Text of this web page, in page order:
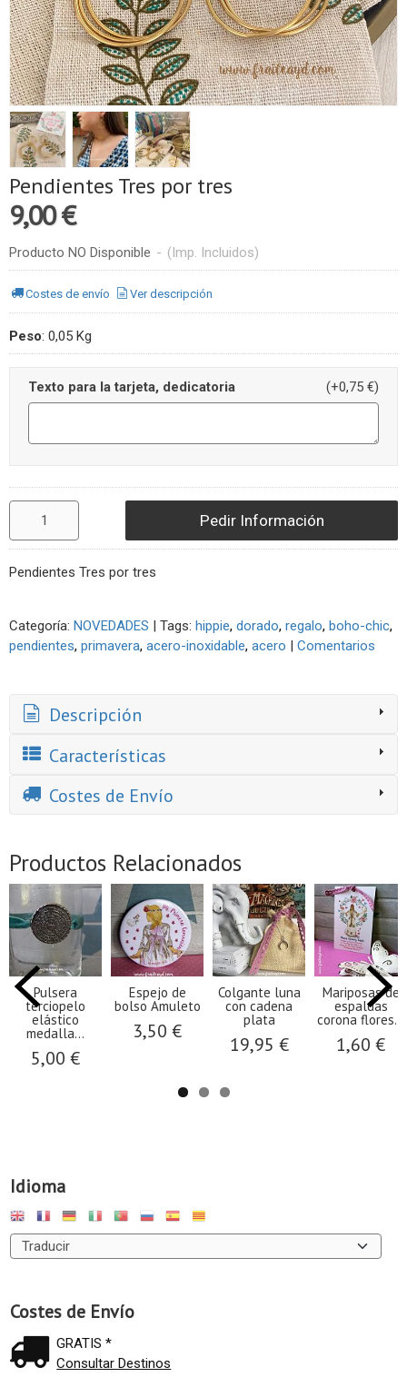
Idioma
Costes de Envío
GRATIS *
Consultar Destinos
Pendientes Tres por tres
9,00 €
Producto NO Disponible - (Imp. Incluidos)
Costes de envío Ver descripción
Peso: 0,05 Kg
Texto para la tarjeta, dedicatoria (+0,75 €)
Pedir Información
Pendientes Tres por tres
Categoría: NOVEDADES | Tags: hippie dorado regalo boho-chic
pendientes primavera acero-inoxidable acero | Comentarios
Descripción
Características
Costes de Envío
Productos Relacionados
Pulsera
terciopelo
elástico
medalla...
5,00 €
Espejo de
bolso Amuleto
3,50 €
Colgante luna
con cadena
plata
19,95 €
Mariposas de
espaldas
corona flores...
1,60 €